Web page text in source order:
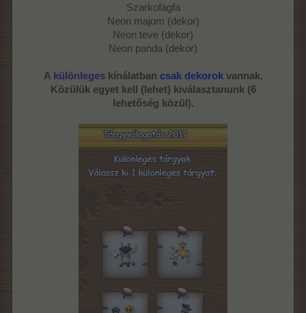
Szarkofágfa
Neon majom (dekor)
Neon teve (dekor)
Neon panda (dekor)
A különleges kínálatban csak dekorokvannak.
Közülük egyet kell (lehet) kiválasztanunk (6
lehetőség közül).